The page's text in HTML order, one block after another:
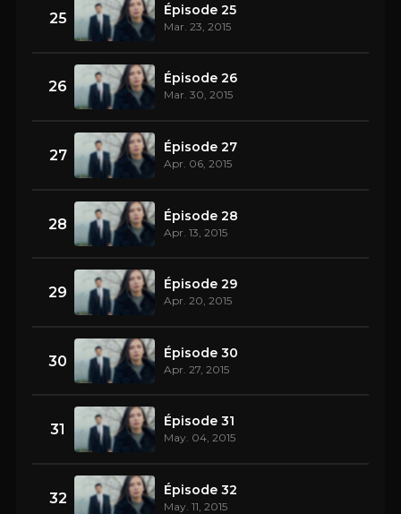
25 Épisode 25
Mar. 23, 2015
26 Épisode 26
Mar. 30, 2015
27 Épisode 27
Apr. 06, 2015
28 Épisode 28
Apr. 13, 2015
29 Épisode 29
Apr. 20, 2015
30 Épisode 30
Apr. 27, 2015
31 Épisode 31
May. 04, 2015
32 Épisode 32
May. 11, 2015